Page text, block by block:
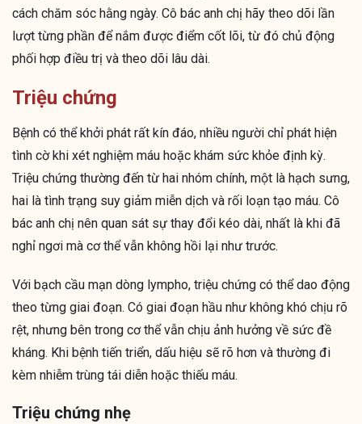
cách chăm sóc hằng ngày. Cô bác anh chị hãy theo dõi lần
lượt từng phần để nắm được điểm cốt lõi, từ đó chủ động
phối hợp điều trị và theo dõi lâu dài.
Triệu chứng
Bệnh có thể khởi phát rất kín đáo, nhiều người chỉ phát hiện
tình cờ khi xét nghiệm máu hoặc khám sức khỏe định kỳ.
Triệu chứng thường đến từ hai nhóm chính, một là hạch sưng,
hai là tình trạng suy giảm miễn dịch và rối loạn tạo máu. Cô
bác anh chị nên quan sát sự thay đổi kéo dài, nhất là khi đã
nghỉ ngơi mà cơ thể vẫn không hồi lại như trước.
Với bạch cầu mạn dòng lympho, triệu chứng có thể dao động
theo từng giai đoạn. Có giai đoạn hầu như không khó chịu rõ
rệt, nhưng bên trong cơ thể vẫn chịu ảnh hưởng về sức đề
kháng. Khi bệnh tiến triển, dấu hiệu sẽ rõ hơn và thường đi
kèm nhiễm trùng tái diễn hoặc thiếu máu.
Triệu chứng nhẹ